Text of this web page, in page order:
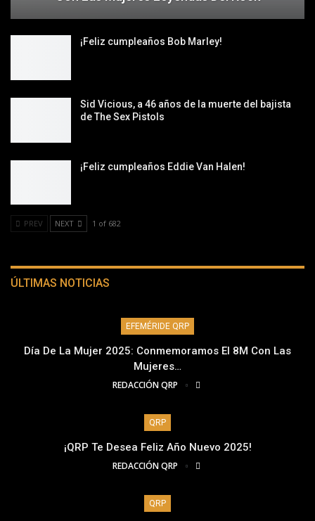
¡Feliz cumpleaños Bob Marley!
Sid Vicious, a 46 años de la muerte del bajista
de The Sex Pistols
¡Feliz cumpleaños Eddie Van Halen!
PREV NEXT 1 of 682
ÚLTIMAS NOTICIAS
EFEMÉRIDE QRP
Día De La Mujer 2025: Conmemoramos El 8M Con Las
Mujeres…
REDACCIÓN QRP
QRP
¡QRP Te Desea Feliz Año Nuevo 2025!
REDACCIÓN QRP
QRP